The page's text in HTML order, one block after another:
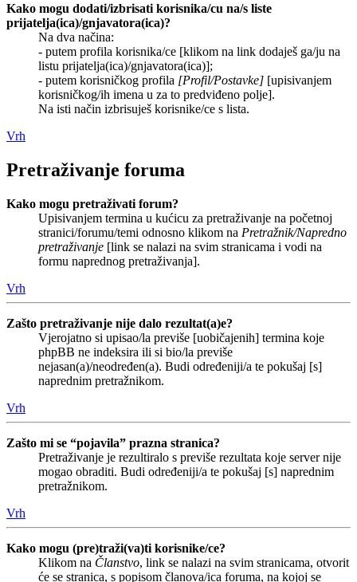
Kako mogu dodati/izbrisati korisnika/cu na/s liste
prijatelja(ica)/gnjavatora(ica)?
Na dva načina:
- putem profila korisnika/ce [klikom na link dodaješ ga/ju na
listu prijatelja(ica)/gnjavatora(ica)];
- putem korisničkog profila [Profil/Postavke] [upisivanjem
korisničkog/ih imena u za to predviđeno polje].
Na isti način izbrisuješ korisnike/ce s lista.
Vrh
Pretraživanje foruma
Kako mogu pretraživati forum?
Upisivanjem termina u kućicu za pretraživanje na početnoj
stranici/forumu/temi odnosno klikom na Pretražnik/Napredno
pretraživanje [link se nalazi na svim stranicama i vodi na
formu naprednog pretraživanja].
Vrh
Zašto pretraživanje nije dalo rezultat(a)e?
Vjerojatno si upisao/la previše [uobičajenih] termina koje
phpBB ne indeksira ili si bio/la previše
nejasan(a)/neodređen(a). Budi određeniji/a te pokušaj [s]
naprednim pretražnikom.
Vrh
Zašto mi se “pojavila” prazna stranica?
Pretraživanje je rezultiralo s previše rezultata koje server nije
mogao obraditi. Budi određeniji/a te pokušaj [s] naprednim
pretražnikom.
Vrh
Kako mogu (pre)traži(va)ti korisnike/ce?
Klikom na Članstvo, link se nalazi na svim stranicama, otvorit
će se stranica, s popisom članova/ica foruma, na kojoj se